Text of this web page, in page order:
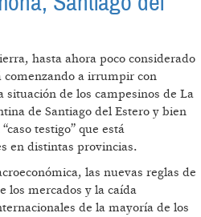
hasta ahora poco considerado
comenzando a irrumpir con
situación de los campesinos de La
de Santiago del Estero y bien
testigo” que está
en distintas provincias.
las nuevas reglas de
los mercados y la caída
de la mayoría de los